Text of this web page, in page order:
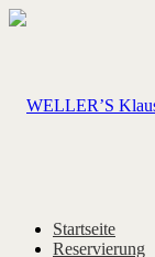
Startseite
Reservierung